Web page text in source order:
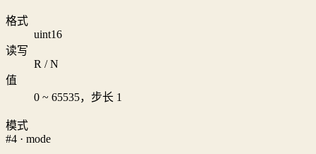
格式
uint16
读写
R / N
值
0 ~ 65535，步长 1
模式
#4 · mode